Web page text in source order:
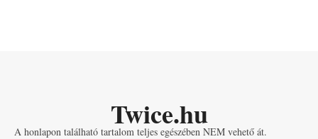
Twice.hu
A honlapon található tartalom teljes egészében NEM vehető át.